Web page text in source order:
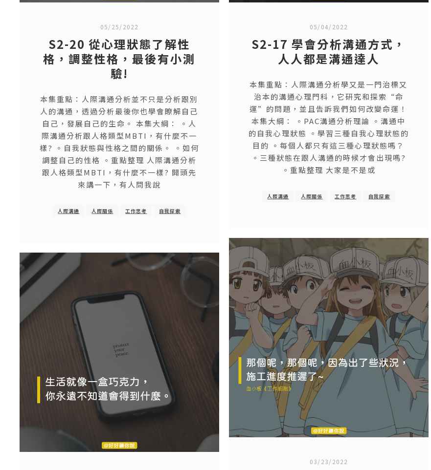
05/25/2022
S2-20 從心理狀態了解性
格，調整性格，最後有小測
驗!
本集重點：人際溝通分析並不只是分析跟別
人的溝通，透過分析最後你也學會瞭解自己
自己，發展自己的生命。 本集大綱： 。人
際溝通分析跟人格類型MBTI，有什麼不一
樣? 。自我狀態與性格之間的關係。 。如何
調整自己的性格 。重點整理 人際溝通分析
跟人格類型MBTI，有什麼不一樣? 開頭先
來講一下，有人問我說
人際溝通 人際關係 工作思考 自我探索
05/04/2022
S2-17 學會分析溝通方式，
人人都是溝通達人
本集重點：人際溝通分析學又是一門治標又
治本的溝通心理門科，它研究和探索“命
運”的問題，並且告訴我們如何改變命運！
本集大綱： 。PAC溝通分析理論 。溝通中
的自我心理狀態 。學習三種自我心理狀態的
目的 。每個人都只有這三種心理狀態嗎？
。三種狀態在跟人溝通的時候才會出現嗎?
。重點整理 大家是不是或
人際溝通 人際關係 工作思考 自我探索
03/23/2022